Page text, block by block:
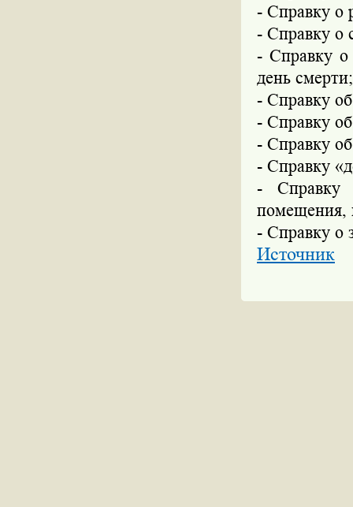
- Справку о
- Справку о
-Справку
день смерти;
- Справку
- Справку
- Справку
- Справку
- Справку
помещения,
- Справку о
Источник